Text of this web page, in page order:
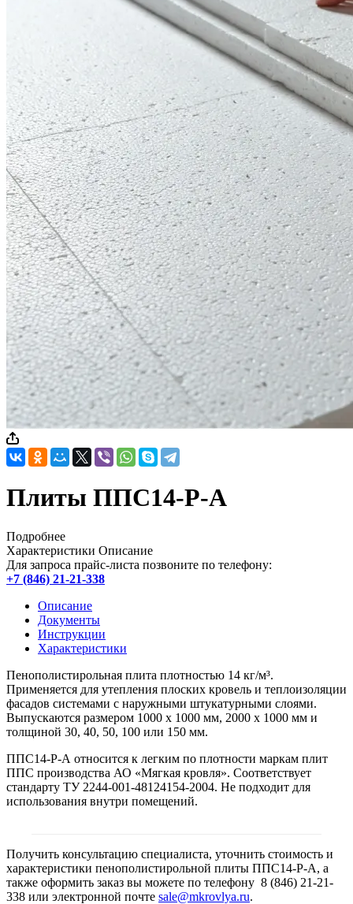
Плиты ППС14-Р-А
Подробнее
Характеристики Описание
Для запроса прайс-листа позвоните по телефону:
+7 (846) 21-21-338
Описание
Документы
Инструкции
Характеристики
Пенополистирольная плита плотностью 14 кг/м³.
Применяется для утепления плоских кровель и теплоизоляции
фасадов системами с наружными штукатурными слоями.
Выпускаются размером 1000 х 1000 мм, 2000 х 1000 мм и
толщиной 30, 40, 50, 100 или 150 мм.
ППС14-Р-А относится к легким по плотности маркам плит
ППС производства АО «Мягкая кровля». Соответствует
стандарту ТУ 2244-001-48124154-2004. Не подходит для
использования внутри помещений.
Получить консультацию специалиста, уточнить стоимость и
характеристики пенополистирольной плиты ППС14-Р-А, а
также оформить заказ вы можете по телефону 8 (846) 21-21-
338 или электронной почте sale@mkrovlya.ru.